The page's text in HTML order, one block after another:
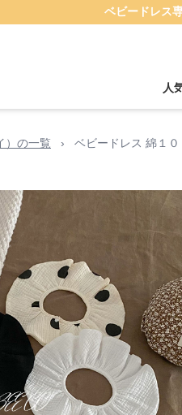
ベビードレス
人
）の一覧 › ベビードレス 綿１